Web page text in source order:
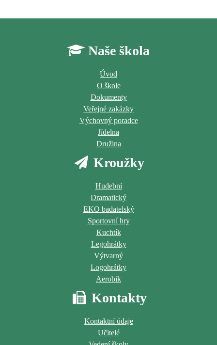
Naše škola
Úvod
O škole
Dokumenty
Veřejné zakázky
Výchovný poradce
Jídelna
Družina
Kroužky
Hudební
Dramatický
EKO badatelský
Sportovní hry
Kuchtík
Legohrátky
Výtvarný
Logohrátky
Aerobik
Kontakty
Kontaktní údaje
Učitelé